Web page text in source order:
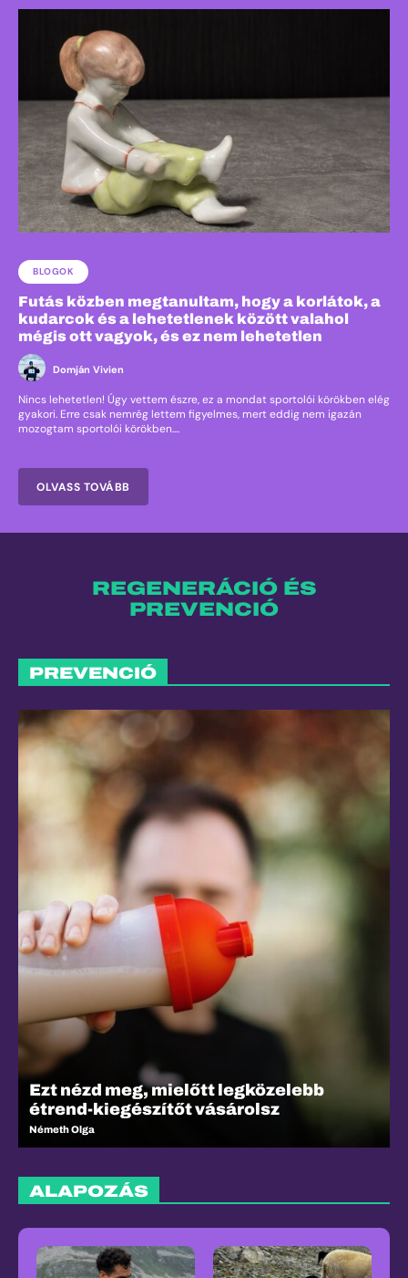
BLOGOK
Futás közben megtanultam, hogy a korlátok, a
kudarcok és a lehetetlenek között valahol
mégis ott vagyok, és ez nem lehetetlen
Domján Vivien
Nincs lehetetlen! Úgy vettem észre, ez a mondat sportolói körökben elég
gyakori. Erre csak nemrég lettem figyelmes, mert eddig nem igazán
mozogtam sportolói körökben....
OLVASS TOVÁBB
REGENERÁCIÓ ÉS
PREVENCIÓ
PREVENCIÓ
Ezt nézd meg, mielőtt legközelebb
étrend-kiegészítőt vásárolsz
Németh Olga
ALAPOZÁS